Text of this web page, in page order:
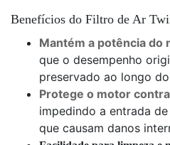
Benefícios do Filtro de Ar
Mantém a potência do
que o desempenho
preservado ao longo
Protege o motor
impedindo a entrada
que causam danos